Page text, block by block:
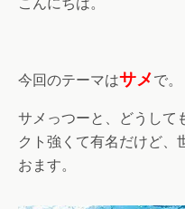
今回のテーマはサメで。
サメっつーと、どうして
クト強くて有名だけど、
おます。